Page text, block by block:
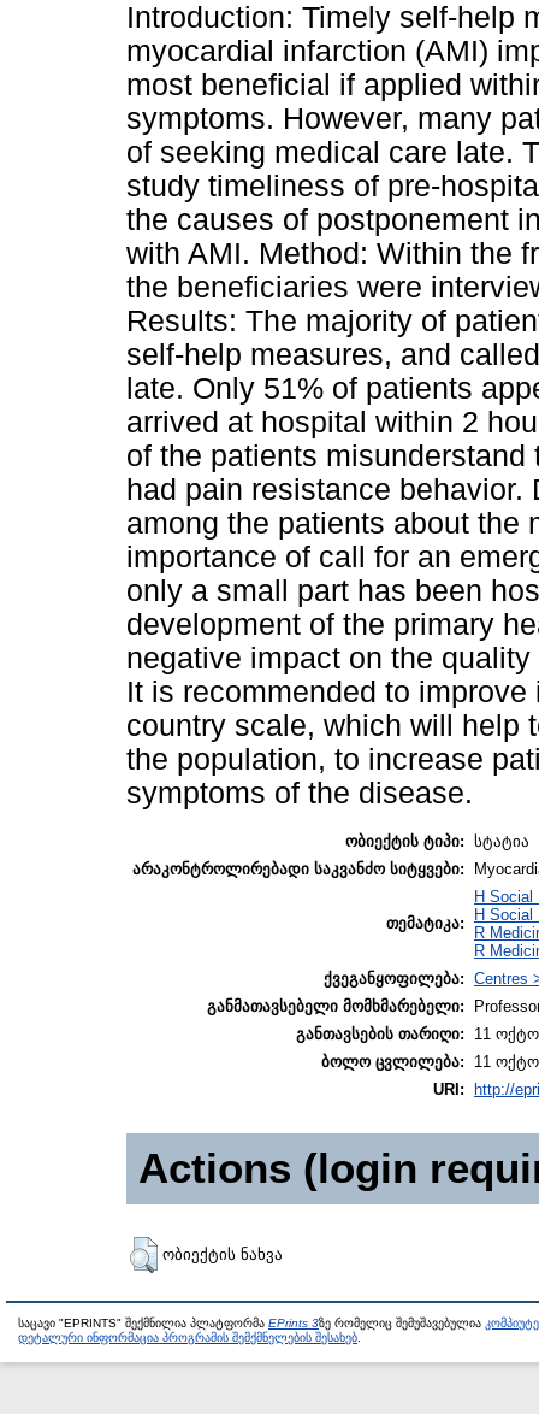
Introduction: Timely self-help
myocardial infarction (AMI)
most beneficial if applied
symptoms. However, many
of seeking medical care late.
study timeliness of pre-
the causes of postponement
with AMI. Method: Within the
the beneficiaries were
Results: The majority of
self-help measures, and
late. Only 51% of patients
arrived at hospital within 2
of the patients
had pain resistance
among the patients about the
importance of call for an
only a small part has been
development of the primary
negative impact on the
It is recommended to
country scale, which will help
the population, to increase
symptoms of the disease.
ობიექტის ტიპი: სტატია
არაკონტროლირებადი საკვანძო სიტყვები:
თემატიკა:
H Social
H
R
R
ქვეგანყოფილება: Centres
განმათავსებელი მომხმარებელი:
განთავსების თარიღი:
11
ბოლო ცვლილება:
11
URI:
http://
Actions (login
ობიექტის ნახვა
საცავი "EPRINTS" შექმნილია პლატფორმა EPrints 3ზე რომელიც შემუშავებულია
დეტალური ინფორმაცია პროგრამის შემქმნელების შესახებ